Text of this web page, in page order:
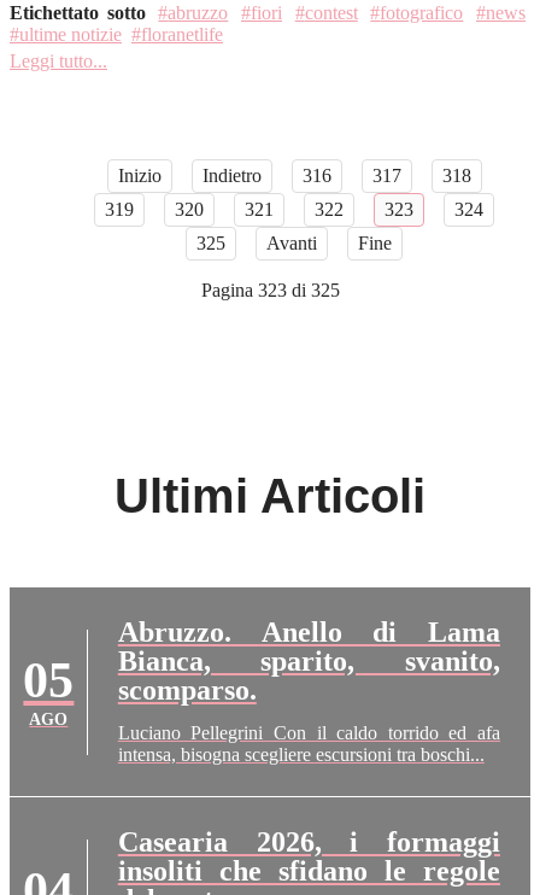
Etichettato sotto
abruzzo fiori contest fotografico
news
ultime notizie
floranetlife
Leggi tutto...
Inizio Indietro 316 317
318
319
320 321 322 323
324
325
Avanti Fine
Pagina 323 di 325
Ultimi Articoli
05
AGO
Abruzzo. Anello di Lama
Bianca, sparito, svanito,
scomparso.
Luciano Pellegrini Con il caldo torrido ed afa
intensa, bisogna scegliere escursioni tra boschi...
Casearia 2026, i formaggi
insoliti che sfidano le regole